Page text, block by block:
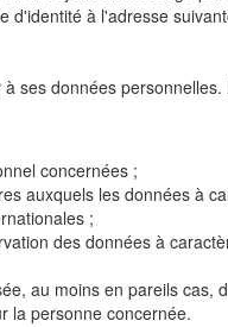
d'identité à l'adresse
ses données
concernées ;
auxquels les données à
;
des données à
au moins en pareils
la personne concernée.